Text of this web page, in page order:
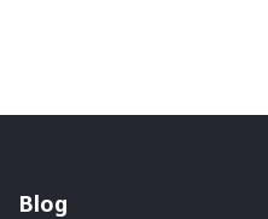
Blog